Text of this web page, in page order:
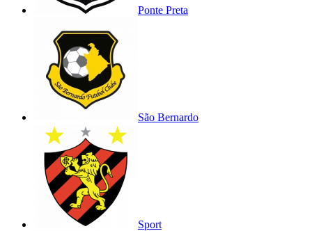
Ponte Preta
São Bernardo
Sport